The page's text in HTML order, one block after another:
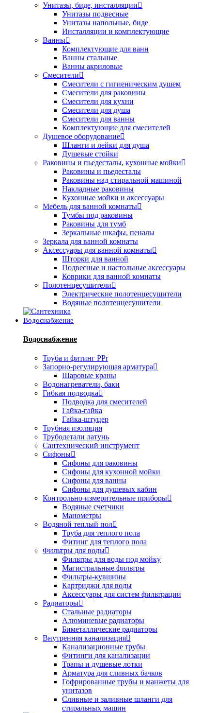
Унитазы, биде, инсталляции
Унитазы подвесные
Унитазы напольные, биде
Инсталляции и комплектующие
Ванны
Комплектующие для ванн
Ванны стальные
Ванны акриловые
Смесители
Смесители с гигиеническим душем
Смесители для раковины
Смесители для кухни
Смесители для душа
Смесители для ванны
Комплектующие для смесителей
Душевое оборудование
Шланги и лейки для душа
Душевые стойки
Раковины и пьедесталы, кухонные мойки
Раковины и пьедесталы
Раковины над стиральной машиной
Накладные раковины
Кухонные мойки и аксессуары
Мебель для ванной комнаты
Тумбы под раковины
Раковины для тумб
Зеркальные шкафы, пеналы
Зеркала для ванной комнаты
Аксессуары для ванной комнаты
Шторки для ванной
Подвесные и настольные аксессуары
Коврики для ванной комнаты
Полотенцесушители
Электрические полотенцесушители
Водяные полотенцесушители
Водоснабжение
Водоснабжение
Труба и фитинг PPr
Запорно-регулирующая арматура
Шаровые краны
Водонагреватели, баки
Гибкая подводка
Подводка для смесителей
Гайка-гайка
Гайка-штуцер
Трубная изоляция
Трубодетали латунь
Сантехнический инструмент
Сифоны
Сифоны для раковины
Сифоны для кухонной мойки
Сифоны для ванны
Сифоны для душевых кабин
Контрольно-измерительные приборы
Водяные счетчики
Манометры
Водяной теплый пол
Труба для теплого пола
Фитинг для теплого пола
Фильтры для воды
Фильтры для воды под мойку
Магистральные фильтры
Фильтры-кувшины
Картриджи для воды
Аксессуары для систем фильтрации
Радиаторы
Стальные радиаторы
Алюминевые радиаторы
Биметаллические радиаторы
Внутренняя канализация
Канализационные трубы
Фитинги для канализации
Трапы и душевые лотки
Арматура для сливных бачков
Гофрированные трубы и манжеты для
унитазов
Сливные и заливные шланги для
стиральных машин